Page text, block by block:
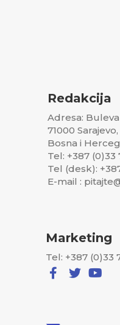
Redakcija
Adresa:
71000 Sarajevo,
Bosna i
Tel: +387 (0)33
Tel (desk):
E-mail :
Marketing
Tel: +387 (0)33